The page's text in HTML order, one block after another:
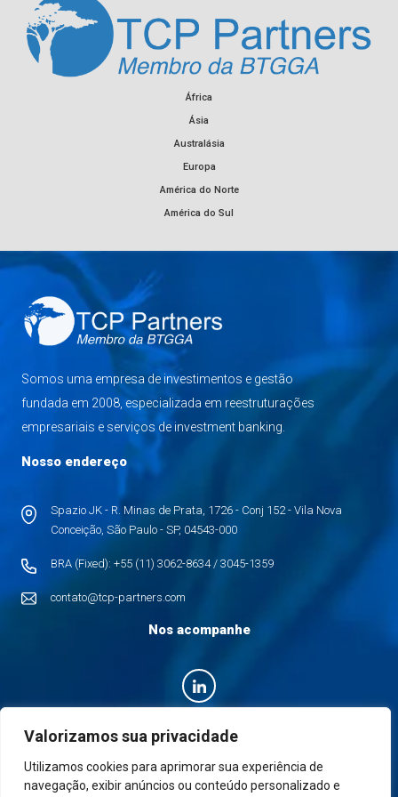
Valorizamos sua privacidade
Utilizamos cookies para aprimorar sua experiência de
navegação, exibir anúncios ou conteúdo personalizado e
África
Ásia
Australásia
Europa
América do Norte
América do Sul
Somos uma empresa de investimentos e gestão
fundada em 2008, especializada em reestruturações
empresariais e serviços de investment banking.
Nosso endereço
Spazio JK - R. Minas de Prata, 1726 - Conj 152 - Vila Nova
Conceição, São Paulo - SP, 04543-000
BRA (Fixed): +55 (11) 3062-8634 / 3045-1359
contato@tcp-partners.com
Nos acompanhe
Políticas de Privacidade Políticas de Cookies